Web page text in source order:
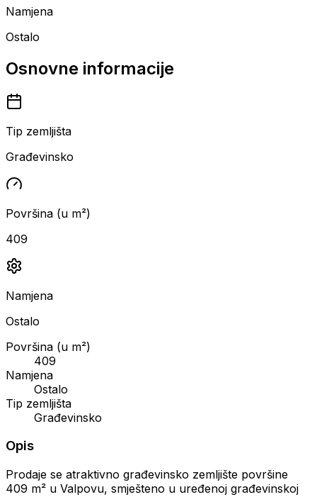
Namjena
Ostalo
Osnovne informacije
Tip zemljišta
Građevinsko
Površina (u m²)
409
Namjena
Ostalo
Površina (u m²)
409
Namjena
Ostalo
Tip zemljišta
Građevinsko
Opis
Prodaje se atraktivno građevinsko zemljište površine
409 m² u Valpovu, smješteno u uređenoj građevinskoj